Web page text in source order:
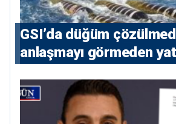
GSI’da düğüm
anlaşmayı görmeden